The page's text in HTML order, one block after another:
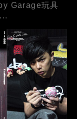
Garage玩具